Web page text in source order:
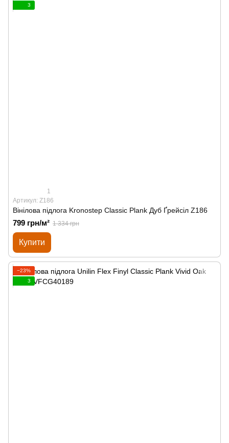
3
1
Артикул: Z186
Вінілова підлога Kronostep Classic Plank Дуб Ґрейсіл Z186
799 грн/м² 1 334 грн
Купити
−23%
3